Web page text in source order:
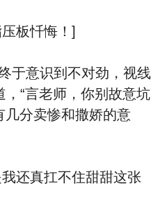
板忏悔！]
意识到不对劲，视线
“言老师，你别故意坑
几分卖惨和撒娇的意
真扛不住甜甜这张